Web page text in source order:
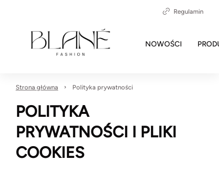
Regulamin
NOWOŚCI
Strona główna Polityka prywatności
POLITYKA
PRYWATNOŚCI I PLIKI
COOKIES